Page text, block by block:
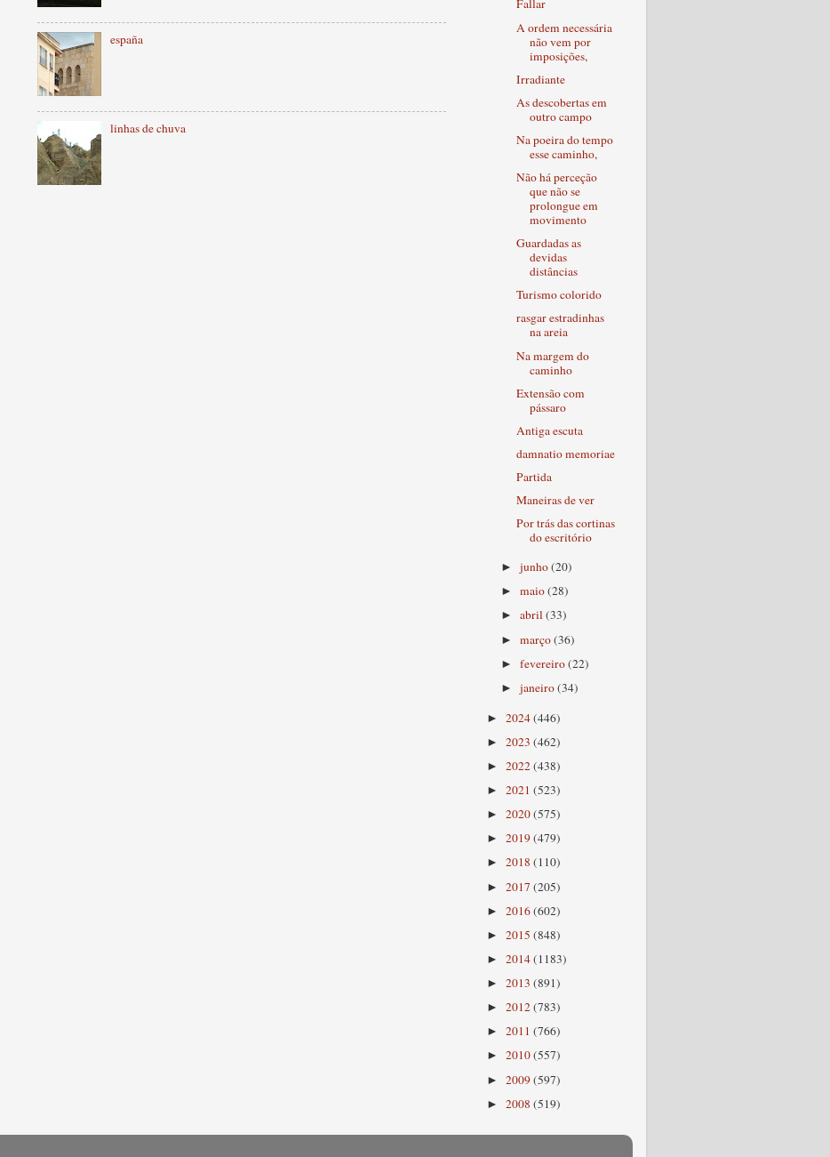
españa
linhas de chuva
Fallar
A ordem necessária
não vem por
imposições,
Irradiante
As descobertas em
outro campo
Na poeira do tempo
esse caminho,
Não há perceção
que não se
prolongue em
movimento
Guardadas as
devidas
distâncias
Turismo colorido
rasgar estradinhas
na areia
Na margem do
caminho
Extensão com
pássaro
Antiga escuta
damnatio memoriae
Partida
Maneiras de ver
Por trás das cortinas
do escritório
►junho(20)
►maio(28)
►abril(33)
►março(36)
►fevereiro(22)
►janeiro(34)
► 2024(446)
► 2023 (462)
► 2022(438)
► 2021 (523)
► 2020(575)
► 2019(479)
► 2018 (110)
► 2017 (205)
► 2016(602)
► 2015 (848)
► 2014(1183)
► 2013 (891)
► 2012(783)
► 2011 (766)
► 2010(557)
► 2009(597)
► 2008 (519)